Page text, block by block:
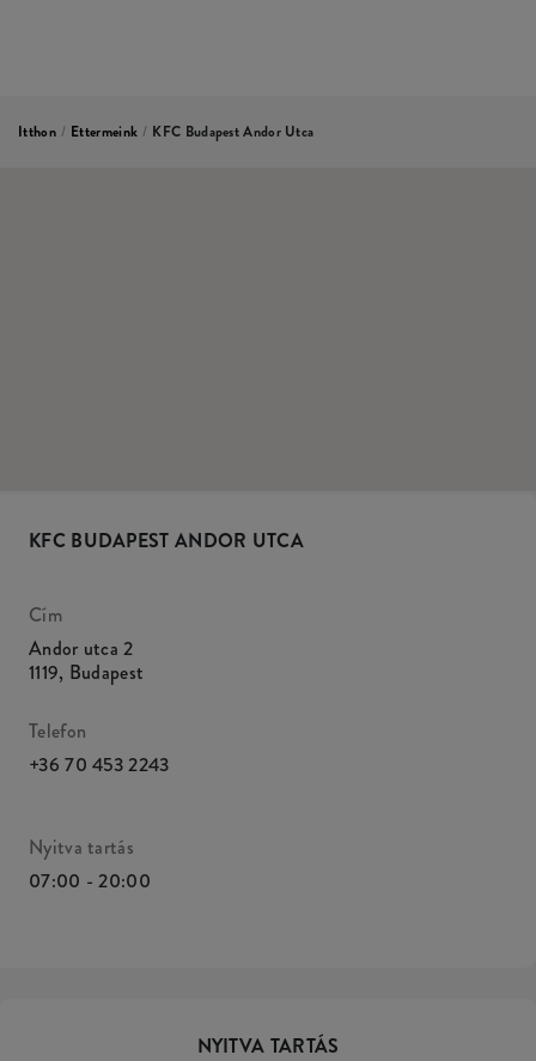
Itthon / Ettermeink / KFC Budapest Andor Utca
KFC BUDAPEST ANDOR UTCA
Cím
Andor utca 2
1119, Budapest
Telefon
+36 70 453 2243
Nyitva tartás
07:00 - 20:00
NYITVA TARTÁS